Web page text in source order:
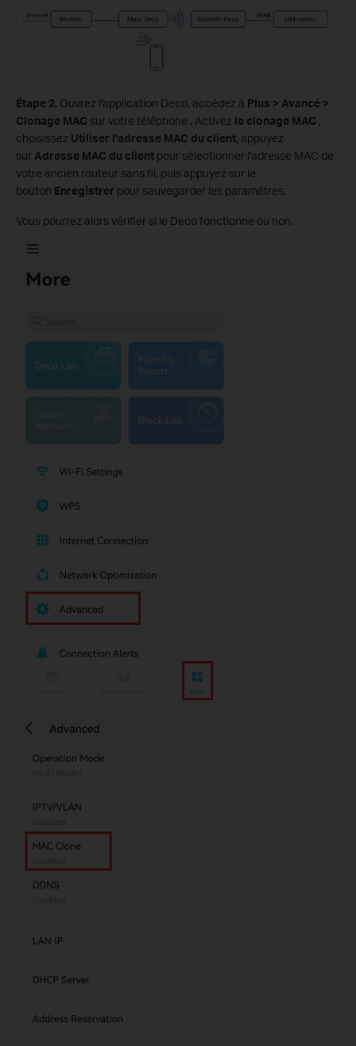
Étape 2. Ouvrez l'application Deco, accédez à Plus > Avancé >
Clonage MAC sur votre téléphone . Activez le clonage MAC ,
choisissez Utiliser l'adresse MAC du client, appuyez
sur Adresse MAC du client pour sélectionner l'adresse MAC de
votre ancien routeur sans fil, puis appuyez sur le
bouton Enregistrer pour sauvegarder les paramètres.
Vous pourrez alors vérifier si le Deco fonctionne ou non.